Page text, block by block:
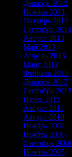
Декабрь 2013
Ноябрь 2013
Октябрь 2013
Сентябрь 2013
Август 2013
Май 2013
Апрель 2013
Март 2013
Февраль 2013
Декабрь 2012
Сентябрь 2012
Июнь 2012
Август 2011
Август 2010
Ноябрь 2007
Ноябрь 2006
Сентябрь 2006
Ноябрь 2005